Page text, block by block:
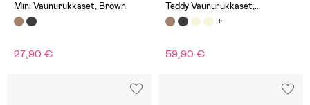
Mini Vaunurukkaset, Brown
27,90 €
Teddy Vaunurukkaset,
Chocolate Brown
59,90 €